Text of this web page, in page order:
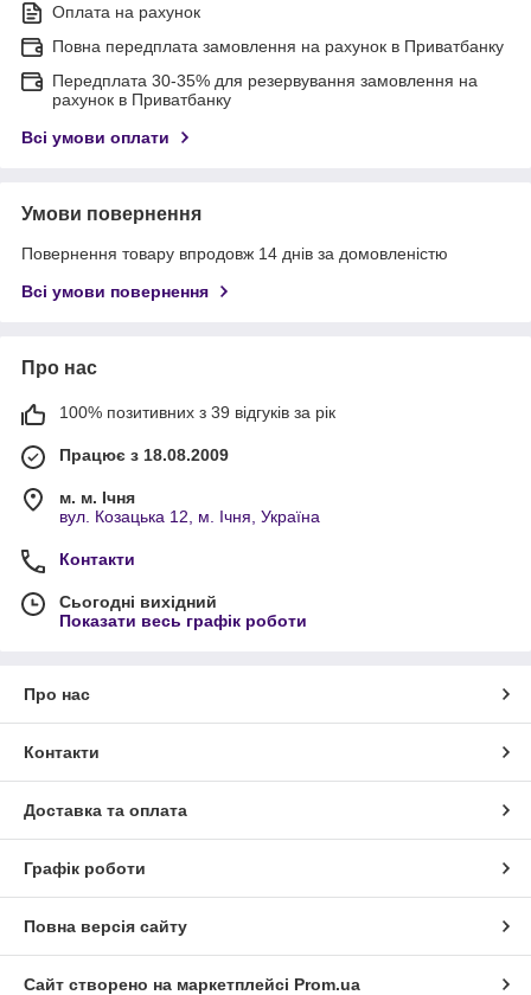
Оплата на рахунок
Повна передплата замовлення на рахунок в Приватбанку
Передплата 30-35% для резервування замовлення на
рахунок в Приватбанку
Всі умови оплати
Умови повернення
Повернення товару впродовж 14 днів за домовленістю
Всі умови повернення
Про нас
100% позитивних з 39 відгуків за рік
Працює з 18.08.2009
м. м. Ічня
вул. Козацька 12, м. Ічня, Україна
Контакти
Сьогодні вихідний
Показати весь графік роботи
Про нас
Контакти
Доставка та оплата
Графік роботи
Повна версія сайту
Сайт створено на маркетплейсі Prom.ua